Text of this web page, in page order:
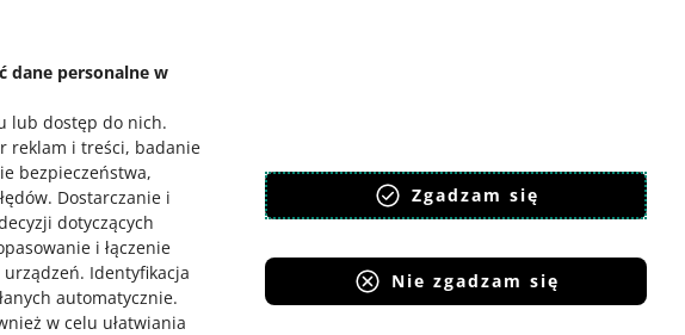
dane personalne w
lub dostęp do nich.
reklam i treści, badanie
bezpieczeństwa,
. Dostarczanie i
dotyczących
i łączenie
urządzeń. Identyfikacja
automatycznie.
w celu ułatwiania
Zgadzam się
Nie zgadzam się